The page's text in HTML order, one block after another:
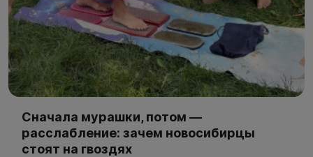
Сначала мурашки, потом —
расслабление: зачем новосибирцы
стоят на гвоздях